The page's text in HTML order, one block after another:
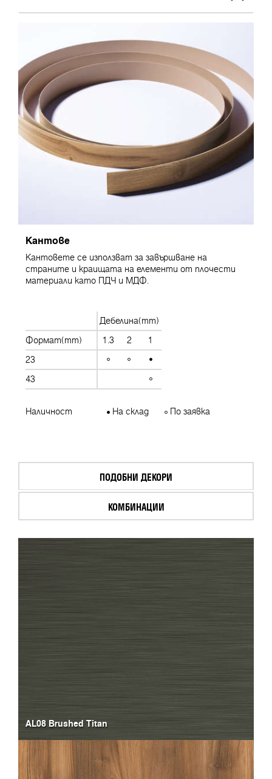
Кантове
Кантовете се използват за завършване на
страните и краищата на елементи от плочести
материали като ПДЧ и МДФ.
Дебелина(mm)
Формат(mm)
1.3 2
1
23
43
Наличност На склад По заявка
ПОДОБНИ ДЕКОРИ
КОМБИНАЦИИ
AL08 Brushed Titan